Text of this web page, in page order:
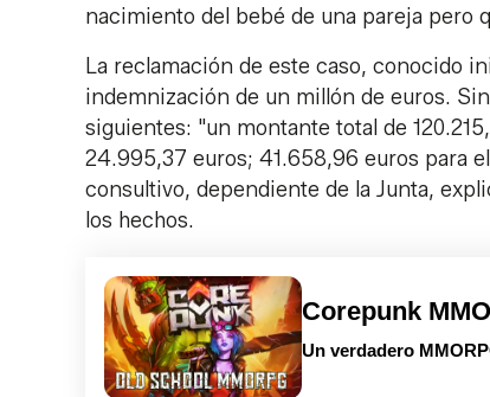
nacimiento del bebé de una pareja pero
La reclamación de este caso, conocido
indemnización de un millón de euros.
siguientes: "un montante total de
24.995,37 euros; 41.658,96 euros para
consultivo, dependiente de la Junta,
los hechos.
Corepunk
Un verdadero